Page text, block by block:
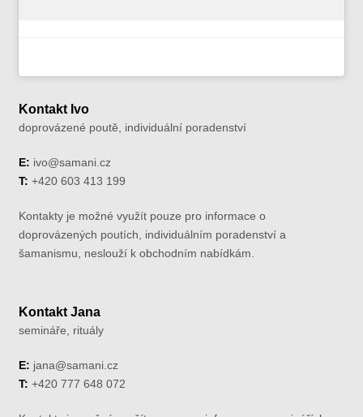
Kontakt Ivo
doprovázené poutě, individuální poradenství
E: ivo@samani.cz
T: +420 603 413 199
Kontakty je možné využít pouze pro informace o
doprovázených poutích, individuálním poradenství a
šamanismu, neslouží k obchodním nabídkám.
Kontakt Jana
semináře, rituály
E: jana@samani.cz
T: +420 777 648 072